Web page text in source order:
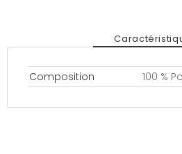
Composition 100 %